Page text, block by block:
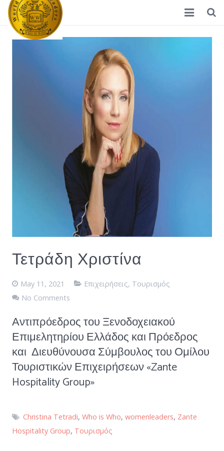
Home
Διεθνείς Γυναίκες Ηγέτες
Τετράδη Χριστίνα
May 11, 2021 Επιχειρήσεις, Τουρισμός
No Comments
Αντιπρόεδρος του Ξενοδοχειακού
Επιμελητηρίου Ελλάδος και Πρόεδρος
και Διευθύνουσα Σύμβουλος του Ομίλου
Τουριστικών Επιχειρήσεων «Zante
Hospitality Group»
Christina Tetradi,Who is Who,womenleaders, Zante
Hospitality Group, Τουρισμός